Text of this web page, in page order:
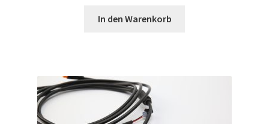
In den Warenkorb